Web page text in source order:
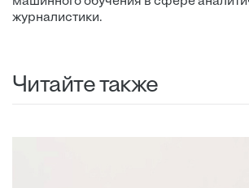
журналистики.
Читайте также